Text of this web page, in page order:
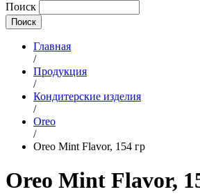
Поиск
Главная
/
Продукция
/
Кондитерские изделия
/
Oreo
/
Oreo Mint Flavor, 154 гр
Oreo Mint Flavor,